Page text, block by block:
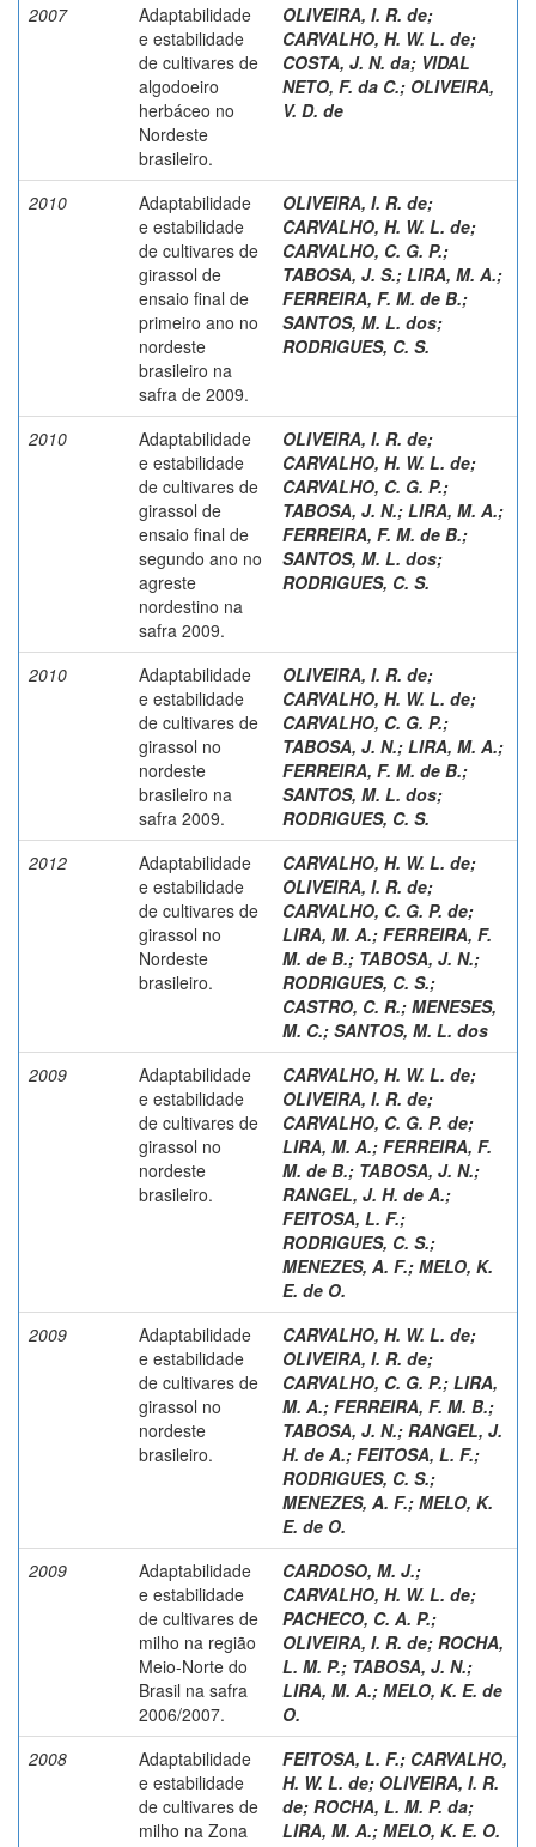
2007
Adaptabilidade
e estabilidade
de cultivares de
algodoeiro
herbáceo no
Nordeste
brasileiro.
OLIVEIRA, I. R. de;
CARVALHO, H. W. L. de;
COSTA, J. N. da; VIDAL
NETO, F. da C.; OLIVEIRA,
V. D. de
2010
Adaptabilidade
e estabilidade
de cultivares de
girassol de
ensaio final de
primeiro ano no
nordeste
brasileiro na
safra de 2009.
OLIVEIRA, I. R. de;
CARVALHO, H. W. L. de;
CARVALHO, C. G. P.;
TABOSA, J. S.; LIRA, M. A.;
FERREIRA, F. M. de B.;
SANTOS, M. L. dos;
RODRIGUES, C. S.
2010
Adaptabilidade
e estabilidade
de cultivares de
girassol de
ensaio final de
segundo ano no
agreste
nordestino na
safra 2009.
OLIVEIRA, I. R. de;
CARVALHO, H. W. L. de;
CARVALHO, C. G. P.;
TABOSA, J. N.; LIRA, M. A.;
FERREIRA, F. M. de B.;
SANTOS, M. L. dos;
RODRIGUES, C. S.
2010
Adaptabilidade
e estabilidade
de cultivares de
girassol no
nordeste
brasileiro na
safra 2009.
OLIVEIRA, I. R. de;
CARVALHO, H. W. L. de;
CARVALHO, C. G. P.;
TABOSA, J. N.; LIRA, M. A.;
FERREIRA, F. M. de B.;
SANTOS, M. L. dos;
RODRIGUES, C. S.
2012
Adaptabilidade
e estabilidade
de cultivares de
girassol no
Nordeste
brasileiro.
CARVALHO, H. W. L. de;
OLIVEIRA, I. R. de;
CARVALHO, C. G. P. de;
LIRA, M. A.; FERREIRA, F.
M. de B.; TABOSA, J. N.;
RODRIGUES, C. S.;
CASTRO, C. R.; MENESES,
M. C.; SANTOS, M. L. dos
2009
Adaptabilidade
e estabilidade
de cultivares de
girassol no
nordeste
brasileiro.
CARVALHO, H. W. L. de;
OLIVEIRA, I. R. de;
CARVALHO, C. G. P. de;
LIRA, M. A.; FERREIRA, F.
M. de B.; TABOSA, J. N.;
RANGEL, J. H. de A.;
FEITOSA, L. F.;
RODRIGUES, C. S.;
MENEZES, A. F.; MELO, K.
E. de O.
2009
Adaptabilidade
e estabilidade
de cultivares de
girassol no
nordeste
brasileiro.
CARVALHO, H. W. L. de;
OLIVEIRA, I. R. de;
CARVALHO, C. G. P.; LIRA,
M. A.; FERREIRA, F. M. B.;
TABOSA, J. N.; RANGEL, J.
H. de A.; FEITOSA, L. F.;
RODRIGUES, C. S.;
MENEZES, A. F.; MELO, K.
E. de O.
2009
Adaptabilidade
e estabilidade
de cultivares de
milho na região
Meio-Norte do
Brasil na safra
2006/2007.
CARDOSO, M. J.;
CARVALHO, H. W. L. de;
PACHECO, C. A. P.;
OLIVEIRA, I. R. de; ROCHA,
L. M. P.; TABOSA, J. N.;
LIRA, M. A.; MELO, K. E. de
O.
2008
Adaptabilidade
e estabilidade
de cultivares de
milho na Zona
FEITOSA, L. F.; CARVALHO,
H. W. L. de; OLIVEIRA, I. R.
de; ROCHA, L. M. P. da;
LIRA, M. A.; MELO, K. E. O.